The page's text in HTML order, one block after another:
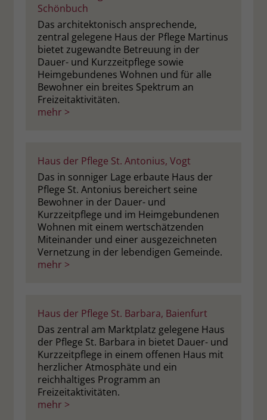
Schönbuch
Das architektonisch ansprechende,
zentral gelegene Haus der Pflege Martinus
bietet zugewandte Betreuung in der
Dauer- und Kurzzeitpflege sowie
Heimgebundenes Wohnen und für alle
Bewohner ein breites Spektrum an
Freizeitaktivitäten.
mehr >
Haus der Pflege St. Antonius, Vogt
Das in sonniger Lage erbaute Haus der
Pflege St. Antonius bereichert seine
Bewohner in der Dauer- und
Kurzzeitpflege und im Heimgebundenen
Wohnen mit einem wertschätzenden
Miteinander und einer ausgezeichneten
Vernetzung in der lebendigen Gemeinde.
mehr >
Haus der Pflege St. Barbara, Baienfurt
Das zentral am Marktplatz gelegene Haus
der Pflege St. Barbara in bietet Dauer- und
Kurzzeitpflege in einem offenen Haus mit
herzlicher Atmosphäte und ein
reichhaltiges Programm an
Freizeitaktivitäten.
mehr >